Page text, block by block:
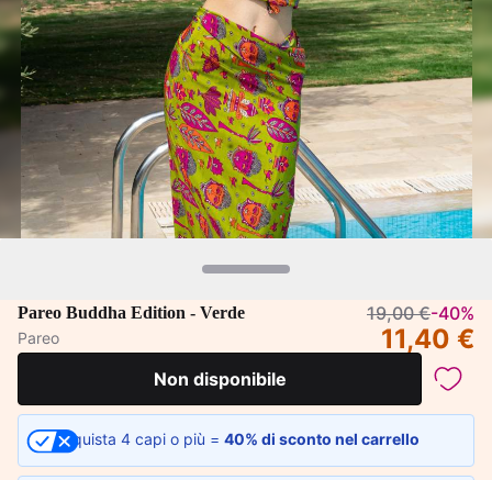
Pareo Buddha Edition - Verde
Pareo
19,00 €-40%
11,40 €
Non disponibile
Acquista 4 capi o più = 40% di sconto nel carrello